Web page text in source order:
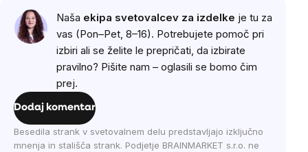
Naša ekipa svetovalcev za izdelke je tu za
vas (Pon–Pet, 8–16). Potrebujete pomoč pri
izbiri ali se želite le prepričati, da izbirate
pravilno? Pišite nam – oglasili se bomo čim
prej.
Dodaj komentar
Besedila strank v svetovalnem delu predstavljajo izključno
mnenja in stališča strank. Podjetje BRAINMARKET s.r.o. ne